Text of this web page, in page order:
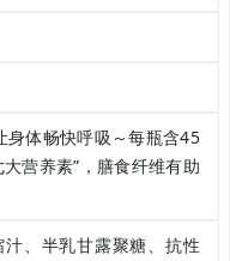
身体畅快呼吸～每瓶含45
营养素”，膳食纤维有助
、半乳甘露聚糖、抗性